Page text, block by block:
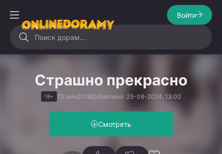
Войти
Страшно прекрасно
18+ 70 мин2018Добавлено: 23-08-2024, 13:00
Смотреть